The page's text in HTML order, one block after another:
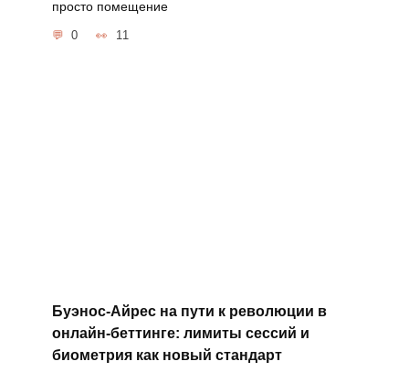
просто помещение
0 11
Буэнос-Айрес на пути к революции в
онлайн-беттинге: лимиты сессий и
биометрия как новый стандарт